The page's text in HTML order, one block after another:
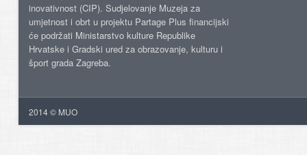
inovativnost (CIP). Sudjelovanje Muzeja za
umjetnost i obrt u projektu Partage Plus financijski
će podržati Ministarstvo kulture Republike
Hrvatske i Gradski ured za obrazovanje, kulturu i
šport grada Zagreba.
2014 © MUO